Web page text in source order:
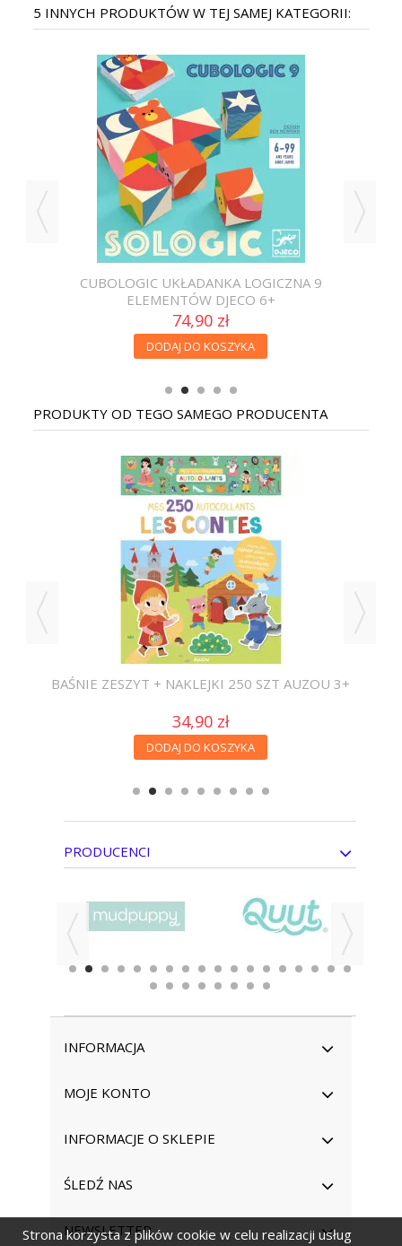
5 INNYCH PRODUKTÓW W TEJ SAMEJ KATEGORII:
CUBOLOGIC UKŁADANKA LOGICZNA 9
ELEMENTÓW DJECO 6+
74,90 zł
DODAJ DO KOSZYKA
PRODUKTY OD TEGO SAMEGO PRODUCENTA
BAŚNIE ZESZYT + NAKLEJKI 250 SZT AUZOU 3+
34,90 zł
DODAJ DO KOSZYKA
PRODUCENCI
INFORMACJA
MOJE KONTO
INFORMACJE O SKLEPIE
ŚLEDŹ NAS
NEWSLETTER
Strona korzysta z plików cookie w celu realizacji usług